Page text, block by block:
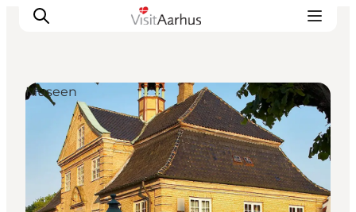
Sehen und erleben
Veranstaltungen
Städte und Regionen
Reiseplanung
Museen